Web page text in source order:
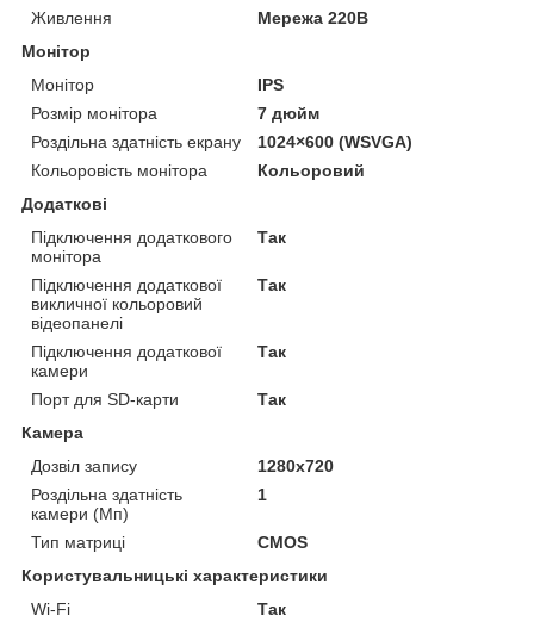
Живлення
Мережа 220В
Монітор
Монітор
IPS
Розмір монітора
7 дюйм
Роздільна здатність екрану
1024×600 (WSVGA)
Кольоровість монітора
Кольоровий
Додаткові
Підключення додаткового
монітора
Так
Підключення додаткової
викличної кольоровий
відеопанелі
Так
Підключення додаткової
камери
Так
Порт для SD-карти
Так
Камера
Дозвіл запису
1280х720
Роздільна здатність
камери (Мп)
1
Тип матриці
CMOS
Користувальницькі характеристики
Wi-Fi
Так